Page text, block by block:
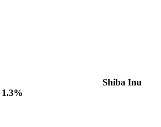
Shiba Inu
1.3%